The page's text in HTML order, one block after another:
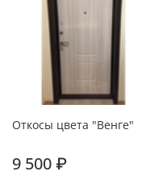
Откосы цвета "Венге"
9 500 ₽